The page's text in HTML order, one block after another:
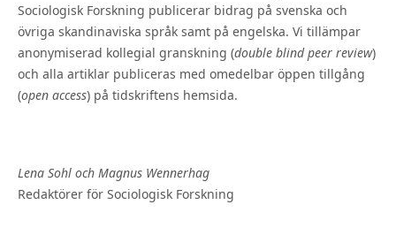
Sociologisk Forskning publicerar bidrag på svenska och
övriga skandinaviska språk samt på engelska. Vi tillämpar
anonymiserad kollegial granskning (double blind peer review)
och alla artiklar publiceras med omedelbar öppen tillgång
(open access) på tidskriftens hemsida.
Lena Sohl och Magnus Wennerhag
Redaktörer för Sociologisk Forskning